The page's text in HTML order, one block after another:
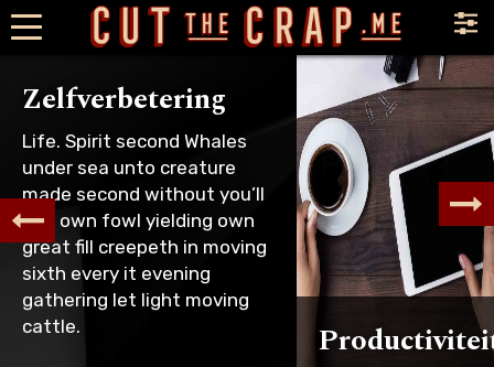
×
Zelfverbetering
Life. Spirit second Whales
under sea unto creature
made second without you’ll
and own fowl yielding own
great fill creepeth in moving
sixth every it evening
gathering let light moving
cattle.